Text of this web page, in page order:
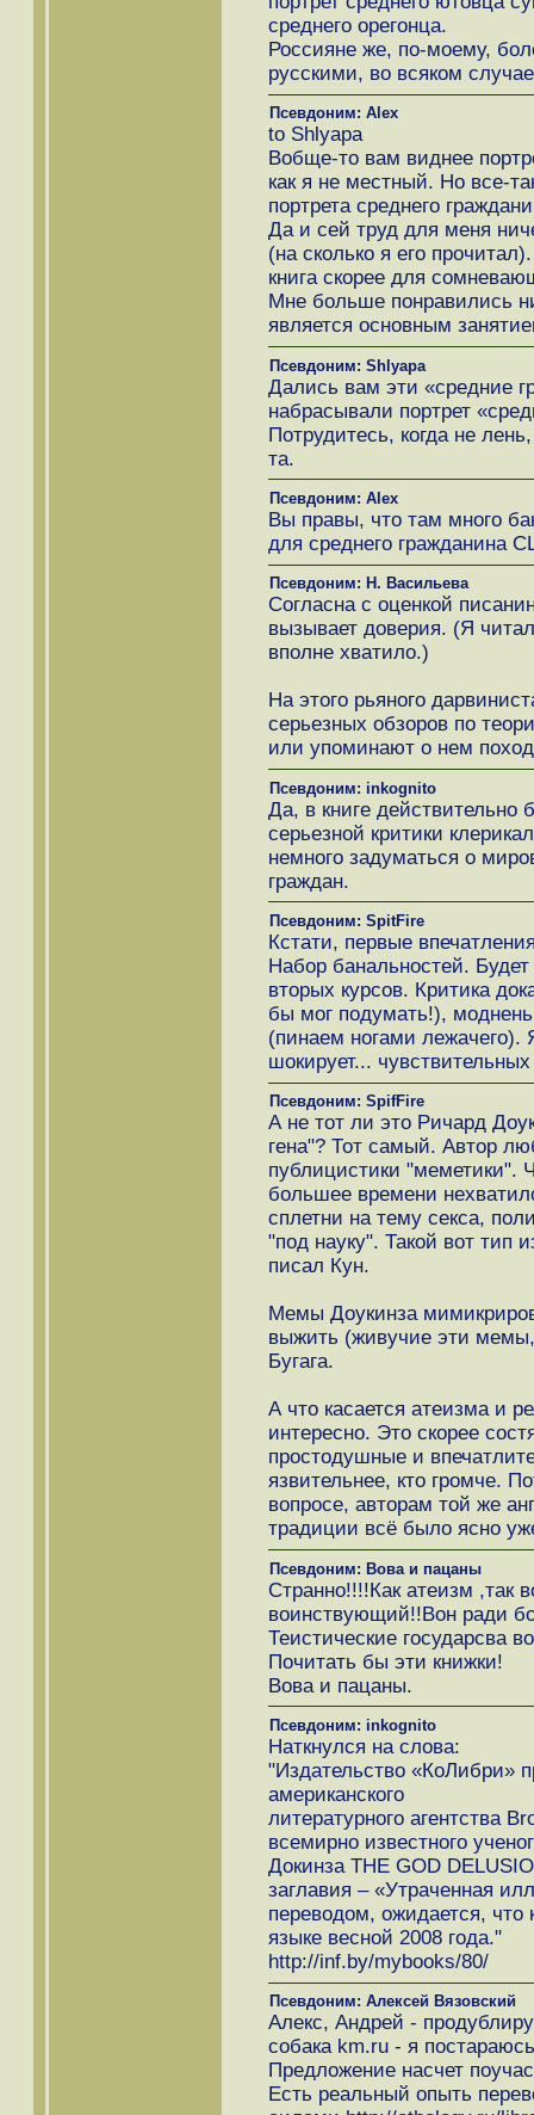
среднего орегонца.
Россияне же, по-моему,
русскими, во всяком
Псевдоним: Alex
to Shlyapa
Вобще-то вам виднее
как я не местный. Но все-
портрета среднего
Да и сей труд для меня
(на сколько я его
книга скорее для
Мне больше понравились
является основным
Псевдоним: Shlyapa
Дались вам эти «средние
набрасывали портрет
Потрудитесь, когда не
та.
Псевдоним: Alex
Вы правы, что там много
для среднего гражданина
Псевдоним: Н. Васильева
Согласна с оценкой
вызывает доверия. (Я
вполне хватило.)
На этого рьяного
серьезных обзоров по
или упоминают о нем
Псевдоним: inkognito
Да, в книге действительно
серьезной критики
немного задуматься о
граждан.
Псевдоним: SpitFire
Кстати, первые
Набор банальностей.
вторых курсов. Критика
бы мог подумать!),
(пинаем ногами
шокирует...
Псевдоним: SpifFire
А не тот ли это Ричард
гена"? Тот самый. Автор
публицистики "меметики".
большее времени
сплетни на тему секса,
"под науку". Такой вот тип
писал Кун.
Мемы Доукинза
выжить (живучие эти
Бугага.
А что касается атеизма и
интересно. Это скорее
простодушные и
язвительнее, кто громче.
вопросе, авторам той же
традиции всё было ясно
Псевдоним: Вова и пацаны
Странно!!!!Как атеизм ,так
воинствующий!!Вон ради
Теистические государсва
Почитать бы эти книжки!
Вова и пацаны.
Псевдоним: inkognito
Наткнулся на слова:
"Издательство «КоЛибри»
американского
литературного агентства
всемирно известного
Докинза THE GOD
заглавия – «Утраченная
переводом, ожидается, что
языке весной 2008 года."
http://inf.by/mybooks/80/
Псевдоним: Алексей Вязовский
Алекс, Андрей -
собака km.ru - я
Предложение насчет
Есть реальный опыть